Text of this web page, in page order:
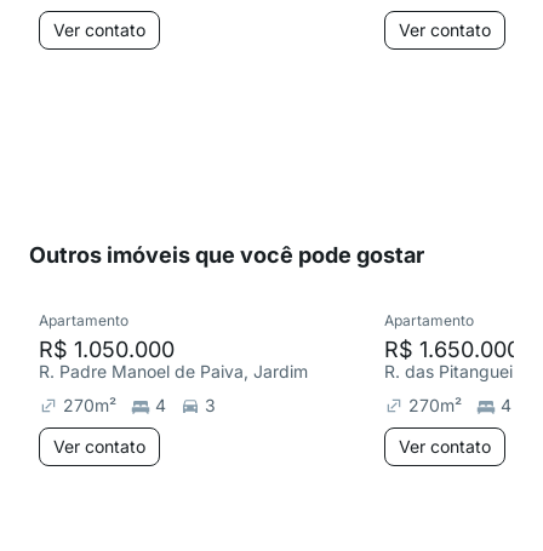
Ver contato
Ver contato
Outros imóveis que você pode gostar
Apartamento
R$ 1.050.000
R. Padre Manoel de Paiva, Jardim
270m² 4
3
Ver contato
Apartamento
R$ 1.650.000
R. das
270m²
4
Ver contato